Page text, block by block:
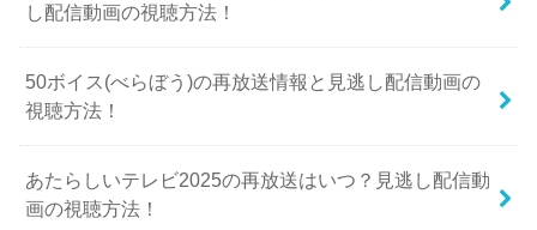
し配信動画の視聴方法！
50ボイス(べらぼう)の再放送情報と見逃し配信動画の
視聴方法！
あたらしいテレビ2025の再放送はいつ？見逃し配信動
画の視聴方法！